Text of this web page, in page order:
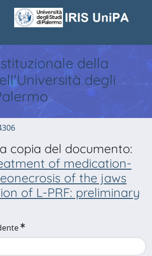
della
degli
copia del documento:
of medication-
of the jaws
of L-PRF: preliminary